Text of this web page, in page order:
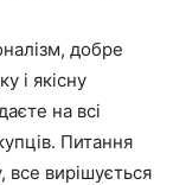
добре
і якісну
на всі
Питання
все вирішується